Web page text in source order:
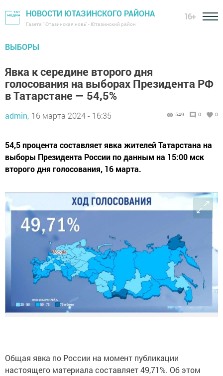
НОВОСТИ ЮТАЗИНСКОГО РАЙОНА
Газета "Ютазинская новь" - Ютазинский район
16+
ВЫБОРЫ
Явка к середине второго дня
голосования на выборах Президента РФ
в Татарстане — 54,5%
admin, 16 марта 2024 - 16:35 549 0 0
54,5 процента составляет явка жителей Татарстана на
выборы Президента России по данным на 15:00 мск
второго дня голосования, 16 марта.
Общая явка по России на момент публикации
настоящего материала составляет 49,71%. Об этом